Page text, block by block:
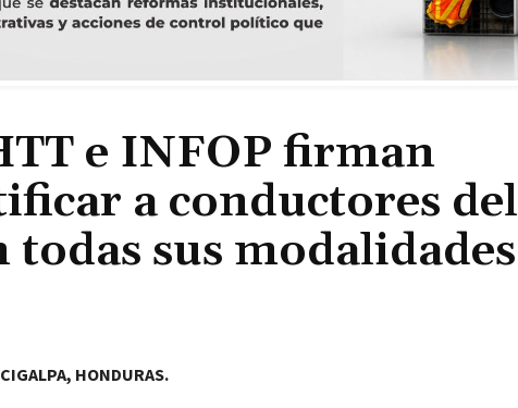
e INFOP firman
a conductores del
sus modalidades
HONDURAS.